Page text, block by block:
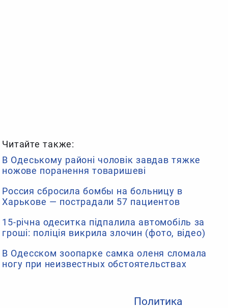
Политика
Читайте также:
В Одеському районі чоловік завдав тяжке
ножове поранення товаришеві
Россия сбросила бомбы на больницу в
Харькове — пострадали 57 пациентов
15-річна одеситка підпалила автомобіль за
гроші: поліція викрила злочин (фото, відео)
В Одесском зоопарке самка оленя сломала
ногу при неизвестных обстоятельствах